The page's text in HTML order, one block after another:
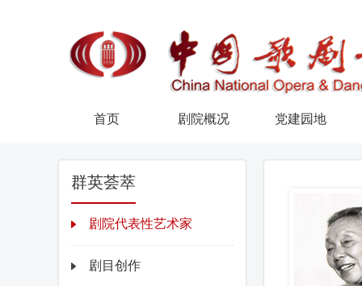
首页 剧院概况 党建园地
群英荟萃
剧院代表性艺术家
剧目创作